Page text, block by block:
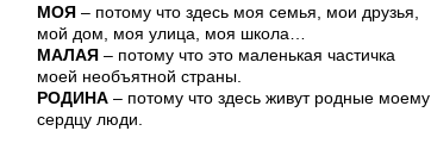
МОЯ – потому что здесь моя семья, мои друзья,
мой дом, моя улица, моя школа…
МАЛАЯ – потому что это маленькая частичка
моей необъятной страны.
РОДИНА– потому что здесь живут родные моему
сердцу люди.